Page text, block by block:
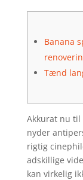
Banana
Tænd
Akkurat nu til
nyder
rigtig
adskillige
kan virkelig